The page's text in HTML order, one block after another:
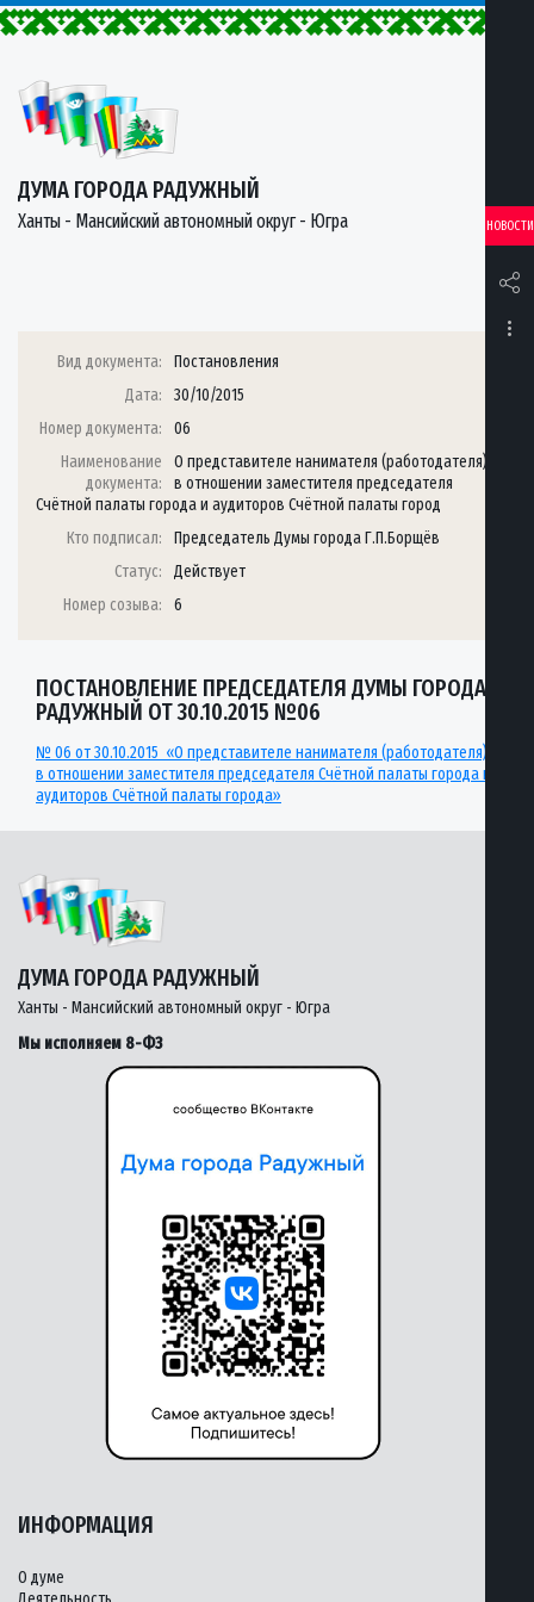
ДУМА ГОРОДА РАДУЖНЫЙ
Ханты - Мансийский автономный округ - Югра НОВОСТИ
Вид документа:
Постановления
Дата:
30/10/2015
Номер документа:
06
Наименование
документа:
О представителе нанимателя (работодателя)
в отношении заместителя председателя
Счётной палаты города и аудиторов Счётной палаты город
Кто подписал:
Председатель Думы города Г.П.Борщёв
Статус:
Действует
Номер созыва:
6
ПОСТАНОВЛЕНИЕ ПРЕДСЕДАТЕЛЯ ДУМЫ ГОРОДА
РАДУЖНЫЙ ОТ 30.10.2015 №06
№ 06 от 30.10.2015 «О представителе нанимателя (работодателя)
в отношении заместителя председателя Счётной палаты города и
аудиторов Счётной палаты города»
ДУМА ГОРОДА РАДУЖНЫЙ
Ханты - Мансийский автономный округ - Югра
Мы исполняем 8-ФЗ
ИНФОРМАЦИЯ
О думе